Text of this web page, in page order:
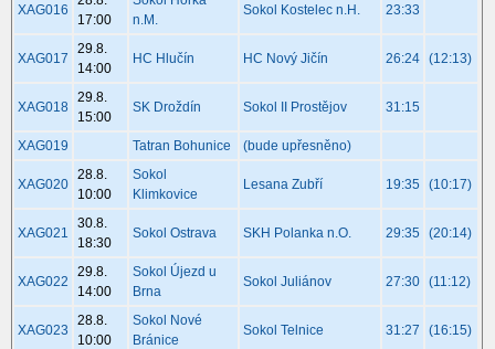
XAG016
17:00
n.M.
Sokol Kostelec n.H. 23:33
XAG017
29.8.
14:00
HC Hlučín HC Nový Jičín 26:24 (12:13)
XAG018
29.8.
15:00
SK Droždín Sokol II Prostějov 31:15
XAG019 Tatran Bohunice (bude upřesněno)
XAG020
28.8.
10:00
Sokol
Klimkovice
Lesana Zubří 19:35 (10:17)
XAG021
30.8.
18:30
Sokol Ostrava SKH Polanka n.O. 29:35 (20:14)
XAG022
29.8.
14:00
Sokol Újezd u
Brna
Sokol Juliánov 27:30 (11:12)
XAG023
28.8.
10:00
Sokol Nové
Bránice
Sokol Telnice 31:27 (16:15)